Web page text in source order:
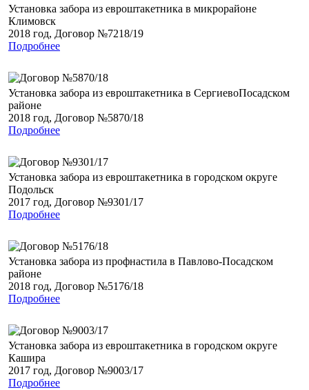
Установка забора из евроштакетника в микрорайоне
Климовск
2018 год, Договор №7218/19
Подробнее
Установка забора из евроштакетника в СергиевоПосадском
районе
2018 год, Договор №5870/18
Подробнее
Установка забора из евроштакетника в городском округе
Подольск
2017 год, Договор №9301/17
Подробнее
Установка забора из профнастила в Павлово-Посадском
районе
2018 год, Договор №5176/18
Подробнее
Установка забора из евроштакетника в городском округе
Кашира
2017 год, Договор №9003/17
Подробнее